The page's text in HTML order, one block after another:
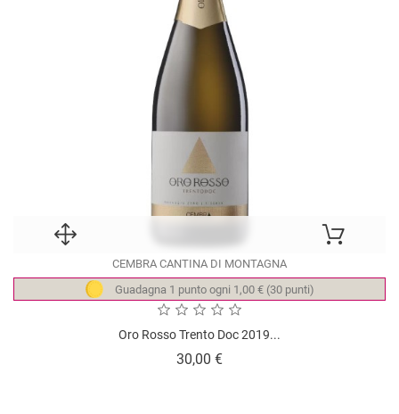
CEMBRA CANTINA DI MONTAGNA
Guadagna 1 punto ogni 1,00 € (30 punti)
Oro Rosso Trento Doc 2019...
30,00 €Prezzo